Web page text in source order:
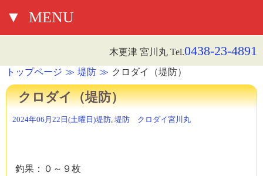
▼ MENU
木更津 宮川丸 Tel.0438-23-4891
トップページ 堤防 クロダイ（堤防）
クロダイ（堤防）
2024年06月22日(土曜日)堤防, 堤防 クロダイ宮川丸
釣果：０～９枚